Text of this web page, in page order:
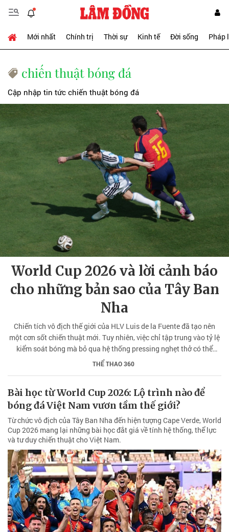
Mới nhất Chính trị Thời sự Kinh tế Đời sống Pháp
chiến thuật bóng đá
Cập nhập tin tức chiến thuật bóng đá
World Cup 2026 và lời cảnh báo
cho những bản sao của Tây Ban
Nha
Chiến tích vô địch thế giới của HLV Luis de la Fuente đã tạo nên
một cơn sốt chiến thuật mới. Tuy nhiên, việc chỉ tập trung vào tỷ lệ
kiểm soát bóng mà bỏ qua hệ thống pressing nghẹt thở có thể
khiến các CLB rơi vào cái bẫy của những bản sao vô hại.
THỂ THAO 360
Bài học từ World Cup 2026: Lộ trình nào để
bóng đá Việt Nam vươn tầm thế giới?
Từ chức vô địch của Tây Ban Nha đến hiện tượng Cape Verde, World
Cup 2026 mang lại những bài học đắt giá về tính hệ thống, thể lực
và tư duy chiến thuật cho Việt Nam.